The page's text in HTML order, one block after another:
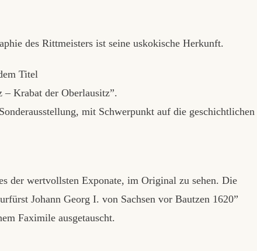
des Rittmeisters ist seine uskokische Herkunft.
Titel
– Krabat der Oberlausitz”.
mit Schwerpunkt auf die geschichtlichen
der wertvollsten Exponate, im Original zu sehen. Die
Johann Georg I. von Sachsen vor Bautzen 1620”
Faximile ausgetauscht.